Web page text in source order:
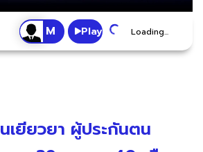
Play Loading...
เยียวยา ผู้ประกันตน